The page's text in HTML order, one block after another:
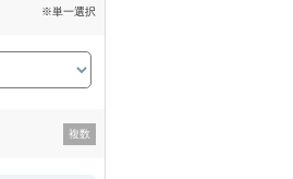
※単一選択